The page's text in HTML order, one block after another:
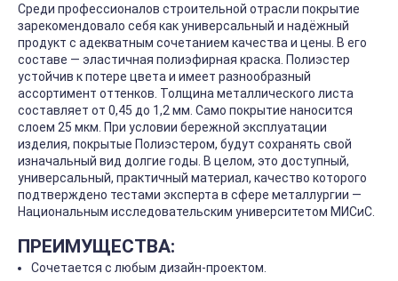
Среди профессионалов строительной отрасли покрытие
зарекомендовало себя как универсальный и надёжный
продукт с адекватным сочетанием качества и цены. В его
составе — эластичная полиэфирная краска. Полиэстер
устойчив к потере цвета и имеет разнообразный
ассортимент оттенков. Толщина металлического листа
составляет от 0,45 до 1,2 мм. Само покрытие наносится
слоем 25 мкм. При условии бережной эксплуатации
изделия, покрытые Полиэстером, будут сохранять свой
изначальный вид долгие годы. В целом, это доступный,
универсальный, практичный материал, качество которого
подтверждено тестами эксперта в сфере металлургии —
Национальным исследовательским университетом МИСиС.
ПРЕИМУЩЕСТВА:
Сочетается с любым дизайн-проектом.